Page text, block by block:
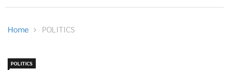
Home POLITICS
POLITICS